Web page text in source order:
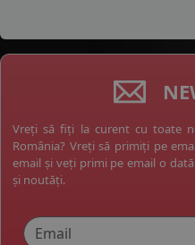
Vreți să fiți la curent cu toate
România? Vreți să primiți pe
email și veți primi pe email o
și noutăți.